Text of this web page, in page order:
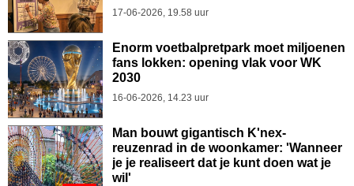
17-06-2026, 19.58 uur
Enorm voetbalpretpark moet miljoenen
fans lokken: opening vlak voor WK
2030
16-06-2026, 14.23 uur
Man bouwt gigantisch K'nex-
reuzenrad in de woonkamer: 'Wanneer
je je realiseert dat je kunt doen wat je
wil'